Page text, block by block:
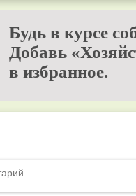
Будь в курсе
Добавь
в избранное.